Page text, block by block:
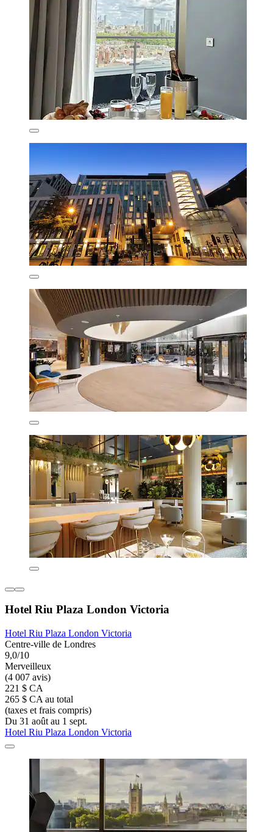
Hotel Riu Plaza London Victoria
Hotel Riu Plaza London Victoria
Centre-ville de Londres
9,0/10
Merveilleux
(4 007 avis)
221 $ CA
265 $ CA au total
(taxes et frais compris)
Du 31 août au 1 sept.
Hotel Riu Plaza London Victoria